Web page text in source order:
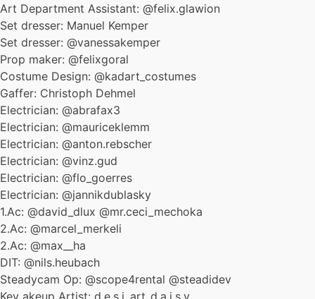
Art Department Assistant: @felix.glawion
Set dresser: Manuel Kemper
Set dresser: @vanessakemper
Prop maker: @felixgoral
Costume Design: @kadart_costumes
Gaffer: Christoph Dehmel
Electrician: @abrafax3
Electrician: @mauriceklemm
Electrician: @anton.rebscher
Electrician: @vinz.gud
Electrician: @flo_goerres
Electrician: @jannikdublasky
1.Ac: @david_dlux @mr.ceci_mechoka
2.Ac: @marcel_merkeli
2.Ac: @max__ha
DIT: @nils.heubach
Steadycam Op: @scope4rental @steadidev
Key akeup Artist: d.e.s.i_art_d.a.i.s.y